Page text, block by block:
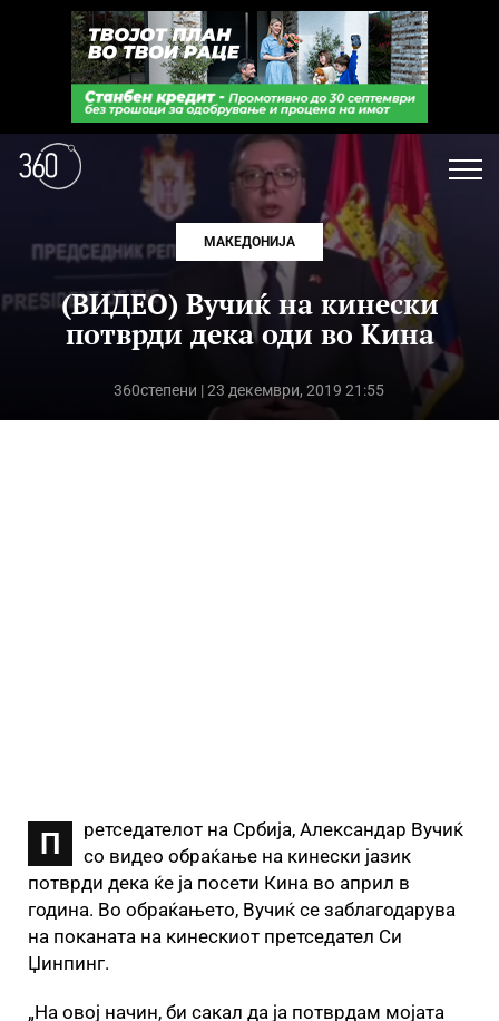
МАКЕДОНИЈА
(ВИДЕО) Вучиќ на кинески
потврди дека оди во Кина
360степени | 23 декември, 2019 21:55
П
ретседателот на Србија, Александар Вучиќ
со видео обраќање на кинески јазик
потврди дека ќе ја посети Кина во април в
година. Во обраќањето, Вучиќ се заблагодарува
на поканата на кинескиот претседател Си
Џинпинг.
„На овој начин, би сакал да ја потврдам мојата